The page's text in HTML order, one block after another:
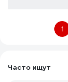
1
Часто ищут